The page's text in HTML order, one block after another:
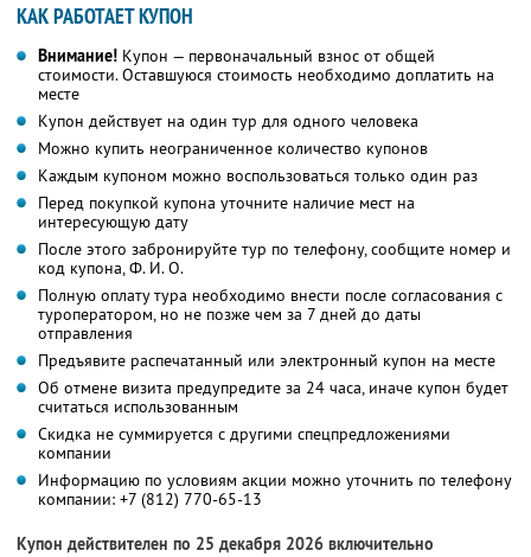
КАК РАБОТАЕТ КУПОН
Внимание! Купон — первоначальный взнос от общей
стоимости. Оставшуюся стоимость необходимо доплатить на
месте
Купон действует на один тур для одного человека
Можно купить неограниченное количество купонов
Каждым купоном можно воспользоваться только один раз
Перед покупкой купона уточните наличие мест на
интересующую дату
После этого забронируйте тур по телефону, сообщите номер и
код купона,Ф. И. О.
Полную оплату тура необходимо внести после согласования с
туроператором, но не позже чем за 7 дней до даты
отправления
Предъявите распечатанный или электронный купон на месте
Об отмене визита предупредите за 24 часа, иначе купон будет
считаться использованным
Скидка не суммируется с другими спецпредложениями
компании
Информацию по условиям акции можно уточнить по телефону
компании: +7 (812) 770-65-13
Купон действителен по 25 декабря 2026 включительно